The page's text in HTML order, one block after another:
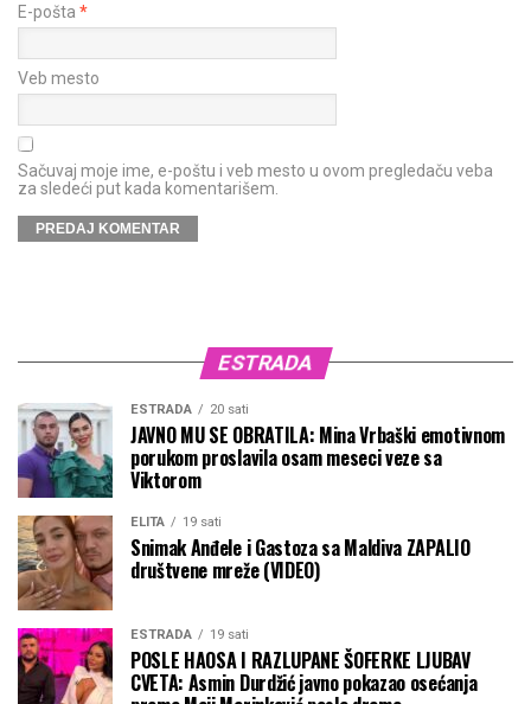
E-pošta *
Veb mesto
Sačuvaj moje ime, e-poštu i veb mesto u ovom pregledaču veba
za sledeći put kada komentarišem.
ESTRADA
ESTRADA 20 sati
JAVNO MU SE OBRATILA: Mina Vrbaški emotivnom
porukom proslavila osam meseci veze sa
Viktorom
ELITA 19 sati
Snimak Anđele i Gastoza sa Maldiva ZAPALIO
društvene mreže (VIDEO)
ESTRADA 19 sati
POSLE HAOSA I RAZLUPANE ŠOFERKE LJUBAV
CVETA: Asmin Durdžić javno pokazao osećanja